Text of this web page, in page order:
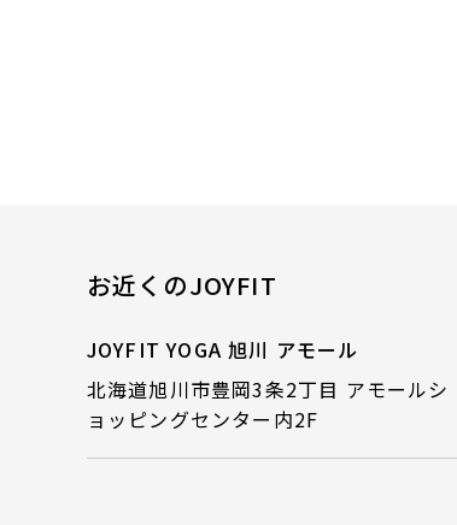
お近くのJOYFIT
JOYFIT YOGA 旭川 アモール
北海道旭川市豊岡3条2丁目 アモールシ
ョッピングセンター内2F